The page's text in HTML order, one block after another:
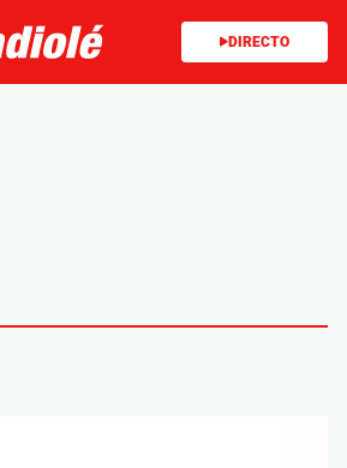
DIRECTO